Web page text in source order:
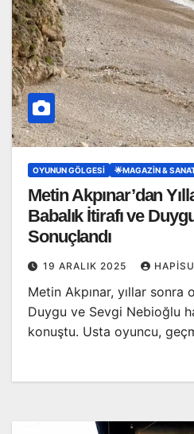
OYUNUN GÖLGESI 🌟MAGAZIN &
Metin Akpınar’dan
Babalık İtirafı ve
Sonuçlandı
19 ARALIK 2025
Metin Akpınar, yıllar sonra
Duygu ve Sevgi Nebioğlu
konuştu. Usta oyuncu,